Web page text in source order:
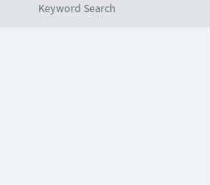
Keyword Search